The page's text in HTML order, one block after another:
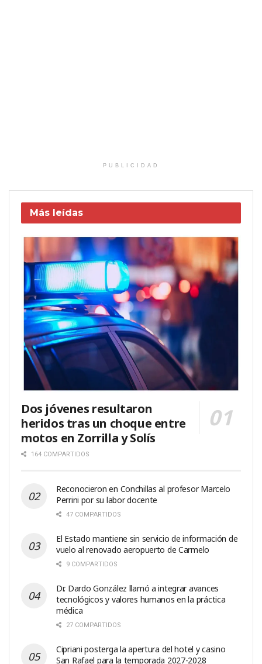
PUBLICIDAD
Más leídas
Dos jóvenes resultaron
heridos tras un choque entre
motos en Zorrilla y Solís
164 COMPARTIDOS
Reconocieron en Conchillas al profesor Marcelo
Perrini por su labor docente
47 COMPARTIDOS
El Estado mantiene sin servicio de información de
vuelo al renovado aeropuerto de Carmelo
9 COMPARTIDOS
Dr. Dardo González llamó a integrar avances
tecnológicos y valores humanos en la práctica
médica
27 COMPARTIDOS
Cipriani posterga la apertura del hotel y casino
San Rafael para la temporada 2027-2028